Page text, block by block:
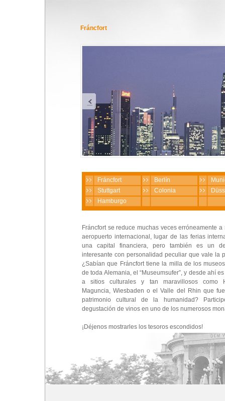
Fráncfort
Fráncfort Berlín
Stuttgart
Colonia
Hamburgo
Fráncfort se reduce muchas veces erróneamente a
aeropuerto internacional, lugar de las ferias
una capital financiera, pero también es un
interesante con personalidad peculiar que vale la
¿Sabían que Fráncfort tiene la milla de los
de toda Alemania, el “Museumsufer”, y desde ahí
a sitios culturales y tan maravillosos como
Maguncia, Wiesbaden o el Valle del Rhin que
patrimonio cultural de la humanidad?
degustación de vinos en uno de los numerosos
¡Déjenos mostrarles los tesoros escondidos!